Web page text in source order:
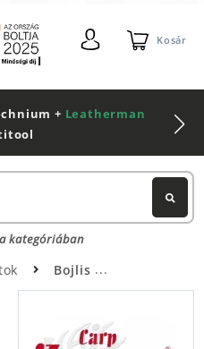
Kosár
+ Leatherman
kategóriában
Bojlis